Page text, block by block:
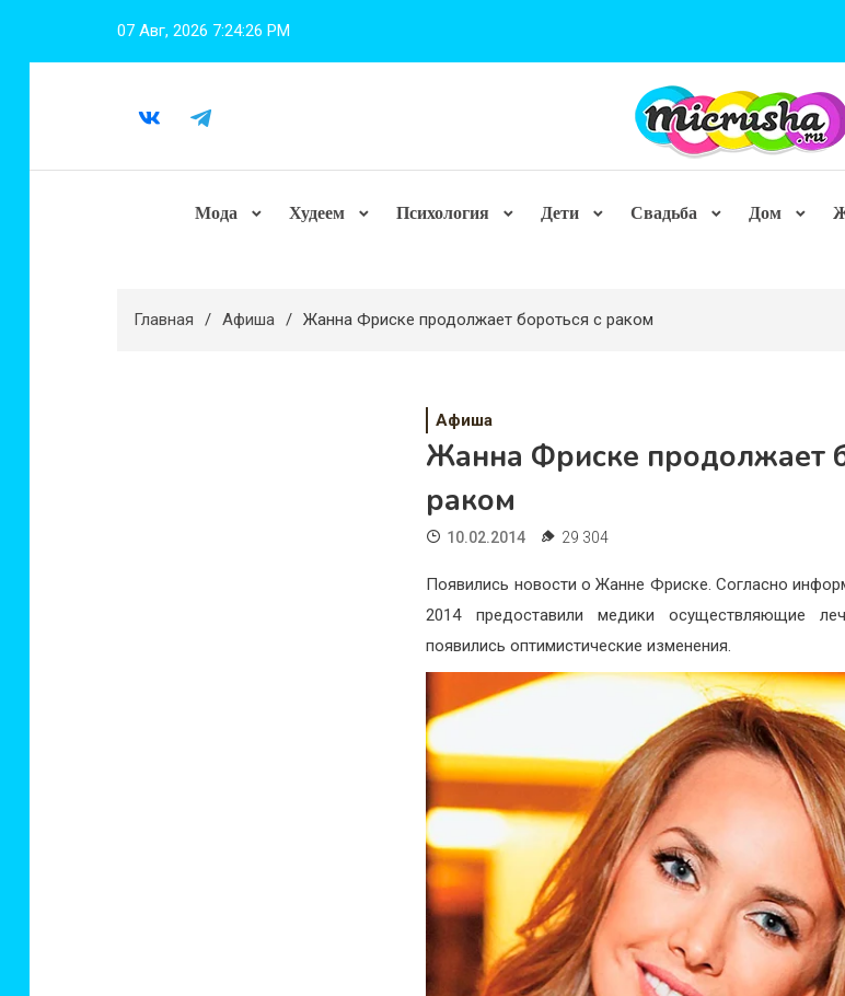
07 Авг, 2026 7:24:27 PM
Мода Худеем Психология Дети Свадьба Дом
Главная Афиша Жанна Фриске продолжает бороться с раком
Афиша
Жанна Фриске продолжает
раком
10.02.2014 29 304
Появились новости о Жанне Фриске. Согласно
2014 предоставили медики осуществляющие
появились оптимистические изменения.